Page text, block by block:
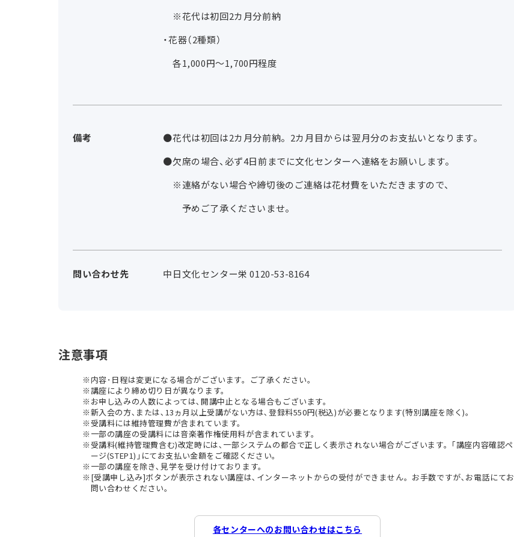
※花代は初回2カ月分前納
・花器（2種類）
各1,000円～1,700円程度
備考
●花代は初回は2カ月分前納。2カ月目からは翌月分のお支払いとなります。
●欠席の場合、必ず4日前までに文化センターへ連絡をお願いします。
※連絡がない場合や締切後のご連絡は花材費をいただきますので、
予めご了承くださいませ。
問い合わせ先 中日文化センター栄 0120-53-8164
注意事項
内容･日程は変更になる場合がございます。ご了承ください。
講座により締め切り日が異なります。
お申し込みの人数によっては､開講中止となる場合もございます。
新入会の方､または､13ヵ月以上受講がない方は､登録料550円(税込)が必要となります(特別講座を除く)。
受講料には維持管理費が含まれています。
一部の講座の受講料には音楽著作権使用料が含まれています。
受講料(維持管理費含む)改定時には､一部システムの都合で正しく表示されない場合がございます。｢講座内容確認ペ
ージ(STEP1)｣にてお支払い金額をご確認ください。
一部の講座を除き､見学を受け付けております。
[受講申し込み]ボタンが表示されない講座は､インターネットからの受付ができません。お手数ですが､お電話にてお
問い合わせください。
各センターへのお問い合わせはこちら